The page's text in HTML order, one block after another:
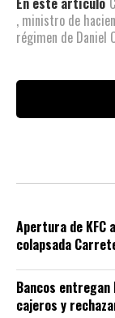
, ministro de
régimen de Daniel
Apertura de KFC
colapsada
Bancos
cajeros y